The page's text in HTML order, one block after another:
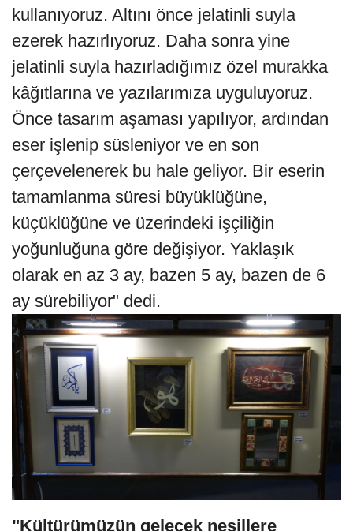
kullanıyoruz. Altını önce jelatinli suyla
ezerek hazırlıyoruz. Daha sonra yine
jelatinli suyla hazırladığımız özel murakka
kâğıtlarına ve yazılarımıza uyguluyoruz.
Önce tasarım aşaması yapılıyor, ardından
eser işlenip süsleniyor ve en son
çerçevelenerek bu hale geliyor. Bir eserin
tamamlanma süresi büyüklüğüne,
küçüklüğüne ve üzerindeki işçiliğin
yoğunluğuna göre değişiyor. Yaklaşık
olarak en az 3 ay, bazen 5 ay, bazen de 6
ay sürebiliyor" dedi.
"Kültürümüzün gelecek nesillere